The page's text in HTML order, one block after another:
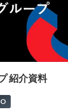
紹介資料